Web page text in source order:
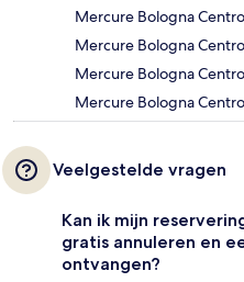
Mercure Bologna
Mercure Bologna
Mercure Bologna
Mercure Bologna
Veelgestelde vragen
Kan ik mijn
gratis annuleren en
ontvangen?